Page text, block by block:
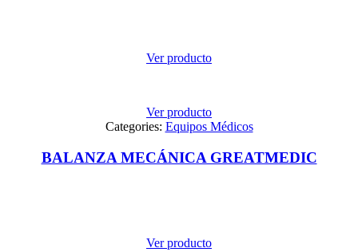
Ver producto
Ver producto
Categories: Equipos Médicos
BALANZA MECÁNICA GREATMEDIC
Ver producto